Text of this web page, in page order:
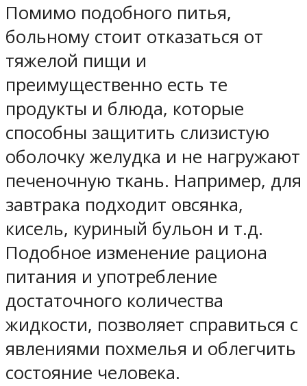
Помимо подобного питья,
больному стоит отказаться от
тяжелой пищи и
преимущественно есть те
продукты и блюда, которые
способны защитить слизистую
оболочку желудка и не нагружают
печеночную ткань. Например, для
завтрака подходит овсянка,
кисель, куриный бульон и т.д.
Подобное изменение рациона
питания и употребление
достаточного количества
жидкости, позволяет справиться с
явлениями похмелья и облегчить
состояние человека.